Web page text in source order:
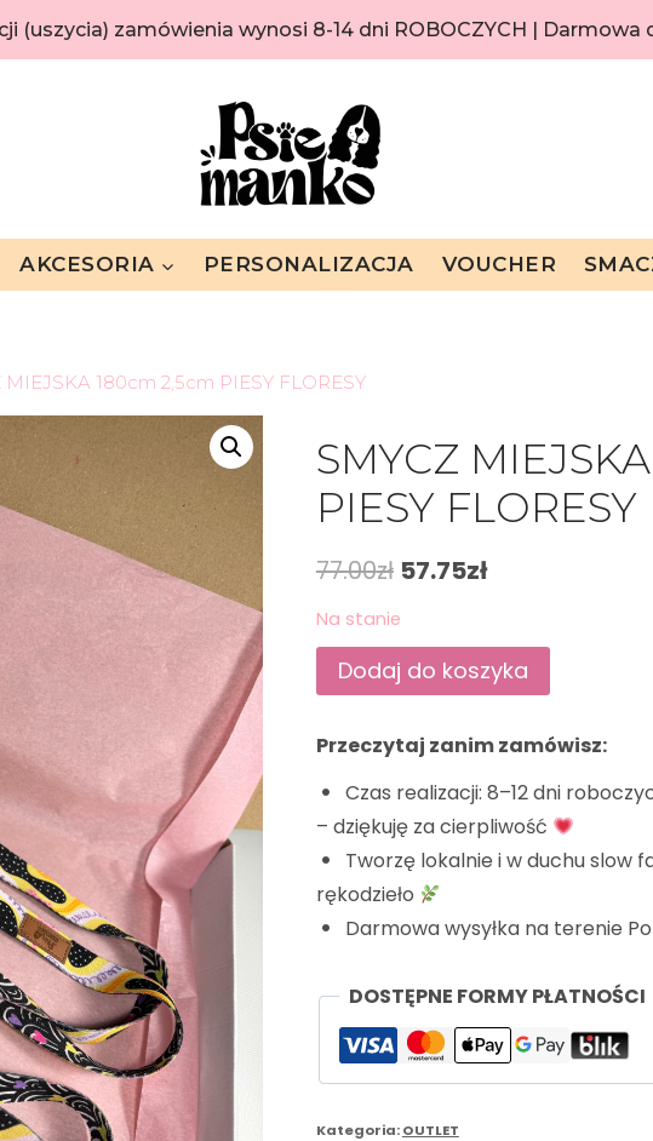
(uszycia) zamówienia wynosi 8-14 dni ROBOCZYCH | Darmowa
AKCESORIA PERSONALIZACJA VOUCHER
MIEJSKA 180cm 2,5cm PIESY FLORESY
SMYCZ
PIESY FLORESY
77.00zł 57.75zł
Na stanie
Dodaj do koszyka
Przeczytaj zanim zamówisz:
Czas realizacji: 8–12 dni
– dziękuję za cierpliwość
Tworzę lokalnie i w duchu slow
rękodzieło
Darmowa wysyłka na terenie
DOSTĘPNE FORMY PŁATNOŚCI
Kategoria:OUTLET